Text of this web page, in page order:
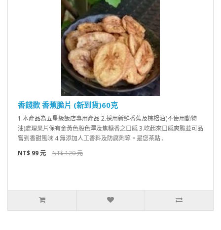
香餞歡 香蕉脆片 (新到貨)60克
1.本產品為五星級飯店專用產品 2.採用新鮮香蕉及棕梠油(不使用動物
油)處理果片保有金黃色般色澤及焦糖香之口感 3.吃起來口感爽脆並可品
嘗到香甜風味 4.無添加人工香料及防腐劑等。是您茶點..
NT$ 99 元
NT$ 120 元